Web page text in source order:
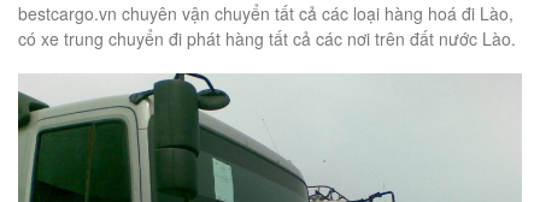
bestcargo.vn chuyên vận chuyển tất cả các loại hàng hoá đi Lào,
có xe trung chuyển đi phát hàng tất cả các nơi trên đất nước Lào.